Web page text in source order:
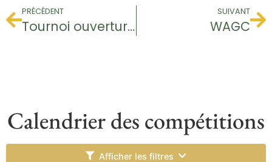
PRÉCÉDENT
Tournoi ouverture ASGS
SUIVANT
WAGC
Calendrier des compétitions
Afficher les filtres